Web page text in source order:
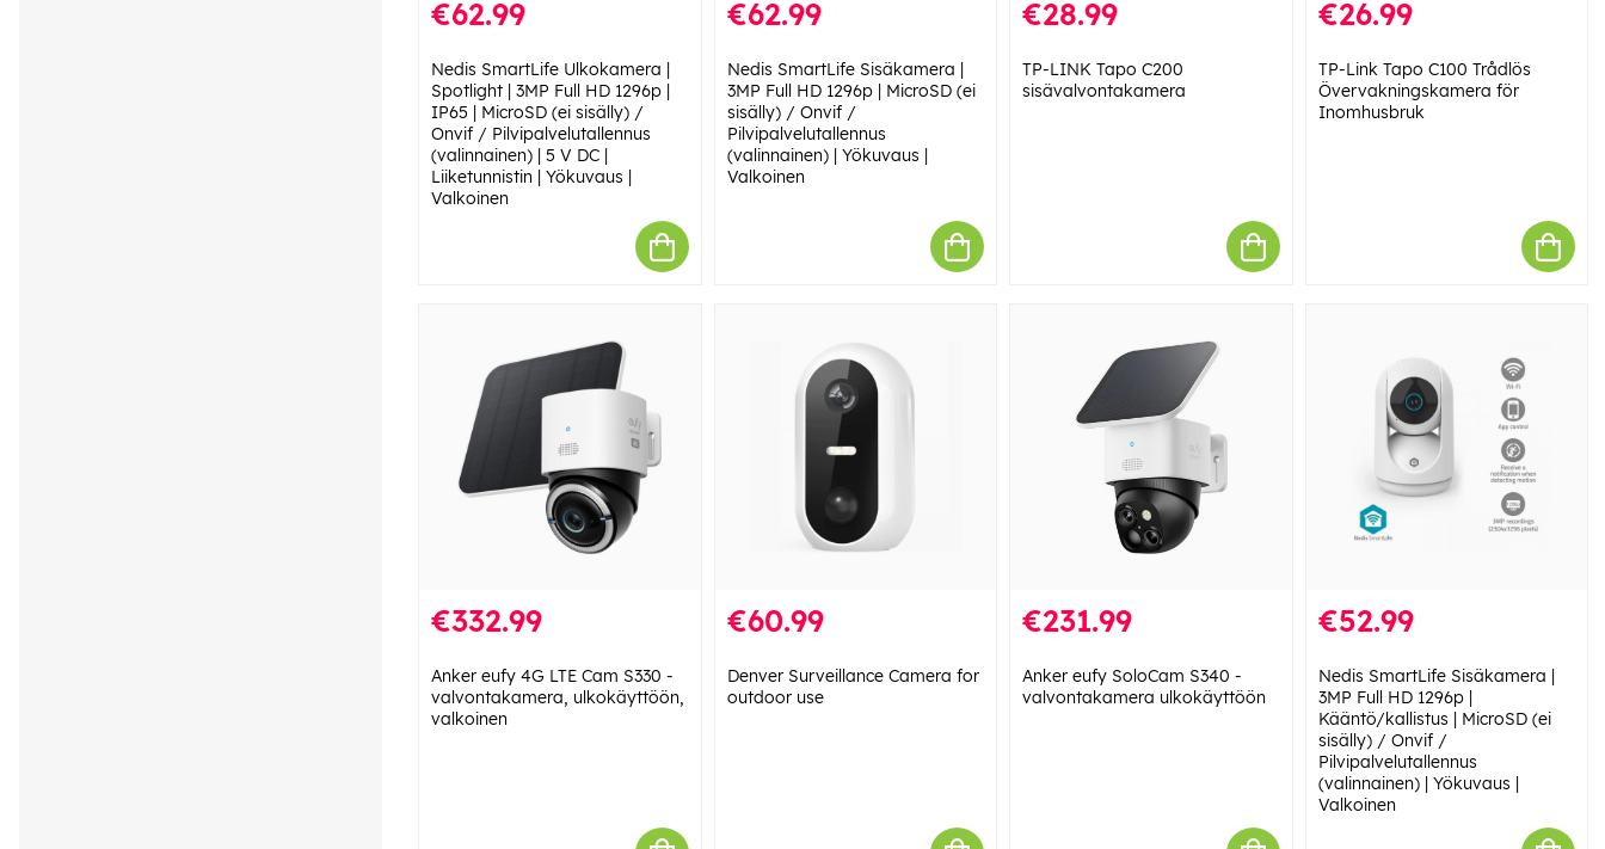
€62.99
Nedis SmartLife Ulkokamera |
Spotlight | 3MP Full HD 1296p |
IP65 | MicroSD (ei sisälly) /
Onvif / Pilvipalvelutallennus
(valinnainen) | 5 V DC |
Liiketunnistin | Yökuvaus |
Valkoinen
€62.99
Nedis SmartLife Sisäkamera |
3MP Full HD 1296p | MicroSD (ei
sisälly) / Onvif /
Pilvipalvelutallennus
(valinnainen) | Yökuvaus |
Valkoinen
€28.99
TP-LINK Tapo C200
sisävalvontakamera
€26.99
TP-Link Tapo C100 Trådlös
Övervakningskamera för
Inomhusbruk
€332.99
Anker eufy 4G LTE Cam S330 -
valvontakamera, ulkokäyttöön,
valkoinen
€60.99
Denver Surveillance Camera for
outdoor use
€231.99
Anker eufy SoloCam S340 -
valvontakamera ulkokäyttöön
€52.99
Nedis SmartLife Sisäkamera |
3MP Full HD 1296p |
Kääntö/kallistus | MicroSD (ei
sisälly) / Onvif /
Pilvipalvelutallennus
(valinnainen) | Yökuvaus |
Valkoinen